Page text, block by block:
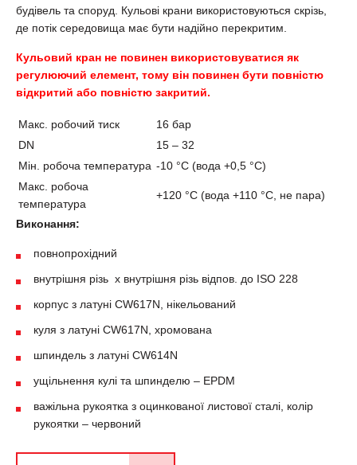
будівель та споруд. Кульові крани використовуються скрізь,
де потік середовища має бути надійно перекритим.
Кульовий кран не повинен використовуватися як
регулюючий елемент, тому він повинен бути повністю
відкритий або повністю закритий.
Макс. робочий тиск
16 бар
DN
15 – 32
Мін. робоча температура -10 °С (вода +0,5 °С)
Макс. робоча
температура
+120 °С (вода +110 °С, не пара)
Виконання:
повнопрохідний
внутрішня різь х внутрішня різь відпов. до ISO 228
корпус з латуні CW617N, нікельований
куля з латуні CW617N, хромована
шпиндель з латуні CW614N
ущільнення кулі та шпинделю – EPDM
важільна рукоятка з оцинкованої листової сталі, колір
рукоятки – червоний